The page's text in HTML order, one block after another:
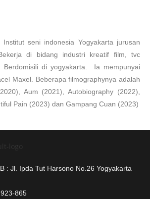
Institut seni indonesia Yogyakarta jurusan
di bidang industri kreatif film, tvc
Berdomisili di yogyakarta. Ia mempunyai
Maxel. Beberapa filmographynya adalah
Aum (2021), Autobiography (2022),
Pain (2023) dan Gampang Cuan (2023)
: Jl. Ipda Tut Harsono No.26 Yogyakarta
865